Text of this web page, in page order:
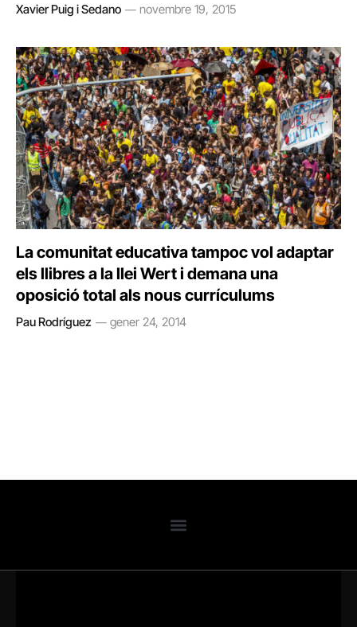
Xavier Puig i Sedano novembre 19, 2015
La comunitat educativa tampoc vol adaptar
els llibres a la llei Wert i demana una
oposició total als nous currículums
Pau Rodríguez gener 24, 2014